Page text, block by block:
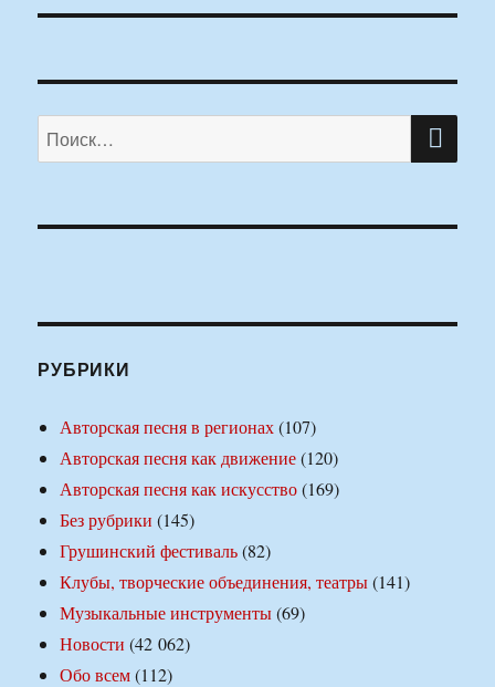
Искать:
РУБРИКИ
Авторская песня в регионах(107)
Авторская песня как движение(120)
Авторская песня как искусство(169)
Без рубрики (145)
Грушинский фестиваль(82)
Клубы, творческие объединения, театры(141)
Музыкальные инструменты(69)
Новости (42 062)
Обо всем(112)